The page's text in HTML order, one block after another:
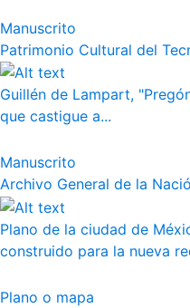
Manuscrito
Patrimonio Cultural del
Guillén de Lampart,
que castigue a...
Manuscrito
Archivo General de la
Plano de la ciudad de
construido para la nueva
Plano o mapa